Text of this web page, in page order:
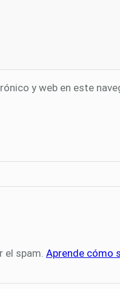
y web en este
spam. Aprende cómo